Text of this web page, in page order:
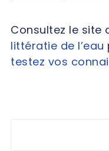
Consultez le site
littératie de l’eau
testez vos